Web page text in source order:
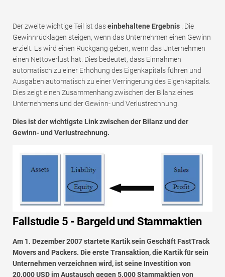
Der zweite wichtige Teil ist daseinbehaltene Ergebnis . Die
Gewinnrücklagen steigen, wenn das Unternehmen einen Gewinn
erzielt. Es wird einen Rückgang geben, wenn das Unternehmen
einen Nettoverlust hat. Dies bedeutet, dass Einnahmen
automatisch zu einer Erhöhung des Eigenkapitals führen und
Ausgaben automatisch zu einer Verringerung des Eigenkapitals.
Dies zeigt einen Zusammenhang zwischen der Bilanz eines
Unternehmens und der Gewinn- und Verlustrechnung.
Dies ist der wichtigste Link zwischen der Bilanz und der
Gewinn- und Verlustrechnung.
Fallstudie 5 - Bargeld und Stammaktien
Am 1. Dezember 2007 startete Kartik sein Geschäft FastTrack
Movers and Packers. Die erste Transaktion, die Kartik für sein
Unternehmen verzeichnen wird, ist seine Investition von
20.000 USD im Austausch gegen 5.000 Stammaktien von